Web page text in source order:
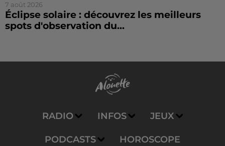
7 août 2026
Éclipse solaire : découvrez les meilleurs
spots d'observation du...
RADIO INFOS JEUX
PODCASTS HOROSCOPE